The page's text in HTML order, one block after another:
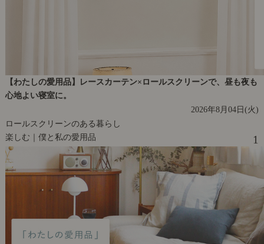
【わたしの愛用品】レースカーテン×ロールスクリーンで、昼も夜も
心地よい寝室に。
2026年8月04日(火)
ロールスクリーンのある暮らし
楽しむ｜僕と私の愛用品
1